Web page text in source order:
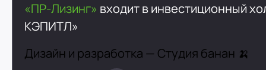
«ПР-Лизинг» входит в инвестиционный
КЭПИТЛ»
Дизайн и разработка — Студия банан 🍌